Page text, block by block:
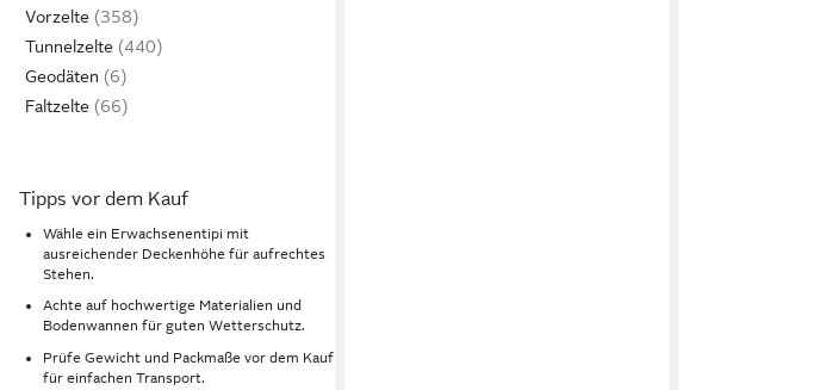
Vorzelte
Tunnelzelte
Geodäten
Faltzelte
Tipps vor dem Kauf
Wähle ein Erwachsenentipi mit
ausreichender Deckenhöhe für aufrechtes
Stehen.
Achte auf hochwertige Materialien und
Bodenwannen für guten Wetterschutz.
Prüfe Gewicht und Packmaße vor dem Kauf
für einfachen Transport.